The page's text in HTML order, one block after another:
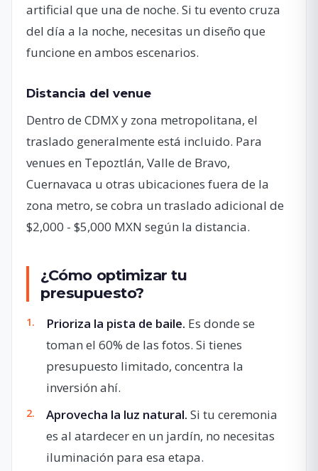
artificial que una de noche. Si tu evento cruza
del día a la noche, necesitas un diseño que
funcione en ambos escenarios.
Distancia del venue
Dentro de CDMX y zona metropolitana, el
traslado generalmente está incluido. Para
venues en Tepoztlán, Valle de Bravo,
Cuernavaca u otras ubicaciones fuera de la
zona metro, se cobra un traslado adicional de
$2,000 - $5,000 MXN según la distancia.
¿Cómo optimizar tu
presupuesto?
Prioriza la pista de baile. Es donde se
toman el 60% de las fotos. Si tienes
presupuesto limitado, concentra la
inversión ahí.
Aprovecha la luz natural. Si tu ceremonia
es al atardecer en un jardín, no necesitas
iluminación para esa etapa.